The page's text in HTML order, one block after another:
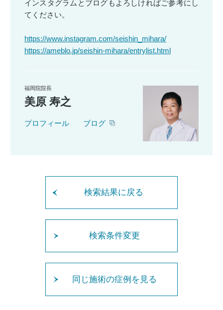
インスタグラムとブログもよろしければご参考にし
てください。
https://www.instagram.com/seishin_mihara/
https://ameblo.jp/seishin-mihara/entrylist.html
福岡院院長
美原 寿之
プロフィール ブログ
検索結果に戻る
検索条件変更
同じ施術の症例を見る